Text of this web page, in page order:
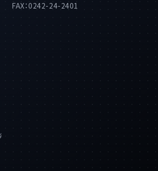
FAX：0242-24-2401